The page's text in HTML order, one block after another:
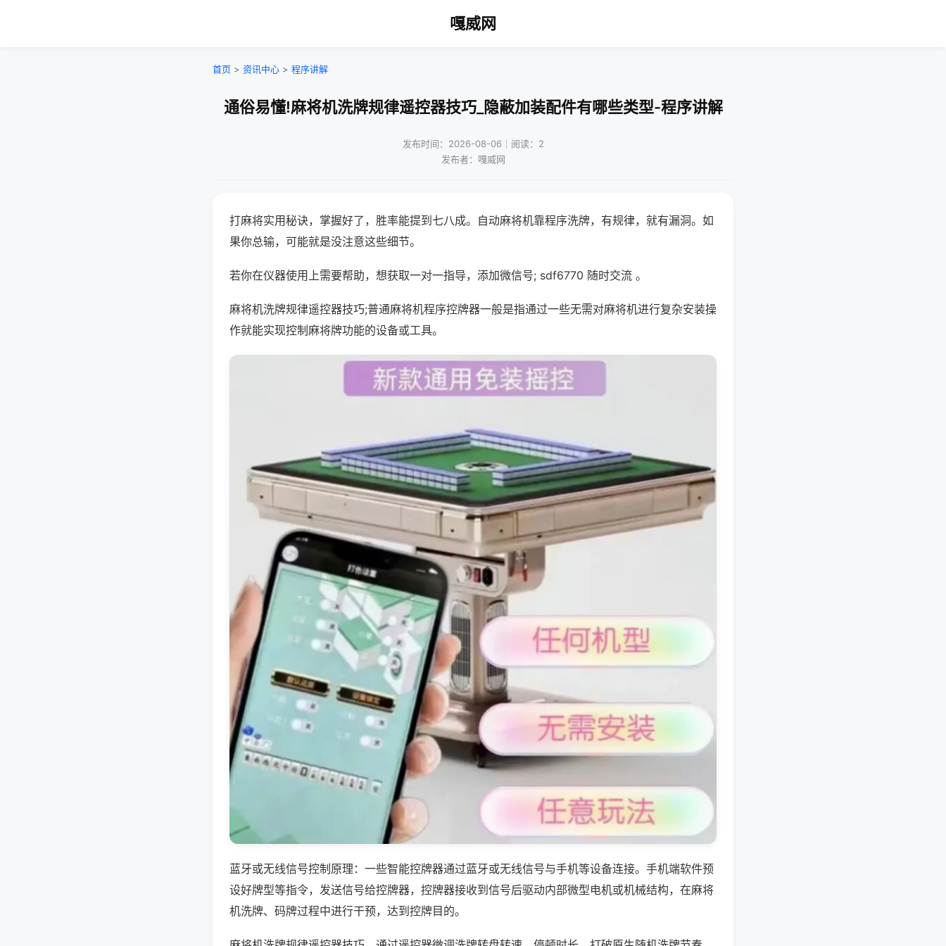
嘎威网
首页 > 资讯中心 > 程序讲解
通俗易懂!麻将机洗牌规律遥控器技巧_隐蔽加装配件有哪些类型-程序讲解
发布时间：2026-08-06｜阅读：2
发布者：嘎威网
打麻将实用秘诀，掌握好了，胜率能提到七八成。自动麻将机靠程序洗牌，有规律，就有漏洞。如
果你总输，可能就是没注意这些细节。
若你在仪器使用上需要帮助，想获取一对一指导，添加微信号; sdf6770 随时交流 。
麻将机洗牌规律遥控器技巧;普通麻将机程序控牌器一般是指通过一些无需对麻将机进行复杂安装操
作就能实现控制麻将牌功能的设备或工具。
蓝牙或无线信号控制原理：一些智能控牌器通过蓝牙或无线信号与手机等设备连接。手机端软件预
设好牌型等指令，发送信号给控牌器，控牌器接收到信号后驱动内部微型电机或机械结构，在麻将
机洗牌、码牌过程中进行干预，达到控牌目的。